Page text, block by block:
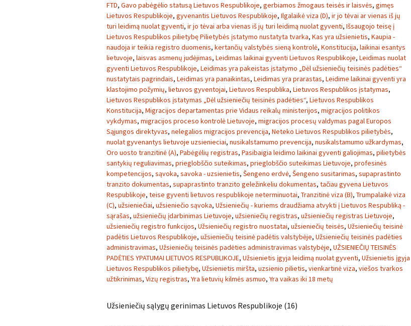
FTD, Gavo pabėgėlio statusą Lietuvos Respublikoje, gerbiamos žmogaus teisės ir laisvės, gimęs
Lietuvos Respublikoje, gyvenantis Lietuvos Respublikoje, Ilgalaikė viza (D), ir jo tėvai ar vienas iš jų
turi leidimą nuolat gyventi, ir jo tėvai arba vienas iš jų turi leidimą nuolat gyventi, Išsaugojo teisę į
Lietuvos Respublikos pilietybę Pilietybės įstatymo nustatyta tvarka, Kas yra užsienietis, Kaupia -
naudoja ir teikia registro duomenis, kertančių valstybės sieną kontrolė, Konstitucija, laikinai esantys
lietuvoje, laisvas asmenų judėjimas, Leidimas laikinai gyventi Lietuvos Respublikoje, Leidimas nuolat
gyventi Lietuvos Respublikoje, Leidimas yra pakeistas įstatymo „Dėl užsieniečių teisinės padėties“
nustatytais pagrindais, Leidimas yra panaikintas, Leidimas yra prarastas, Leidime laikinai gyventi yra
klastojimo požymių, lietuvos gyventojai, Lietuvos Respublika, Lietuvos Respublikos įstatymas,
Lietuvos Respublikos įstatymas „Dėl užsieniečių teisinės padėties“, Lietuvos Respublikos
Konstitucija, Migracijos departamentas prie Vidaus reikalų ministerijos, migracijos politikos
vykdymas, migracijos proceso kontrolė Lietuvoje, migracijos procesų valdymas pagal Europos
Sąjungos direktyvas, nelegalios migracijos prevencija, Neteko Lietuvos Respublikos pilietybės,
nuolat gyvenantys lietuvoje uzsienieciai, nusikalstamumo prevencija, nusikalstamumo užkardymas,
Oro uosto tranzitinė (A), Pabėgėlių registras, Pasibaigia leidimo laikinai gyventi galiojimas, pilietybės
santykių reguliavimas, prieglobščio suteikimas, prieglobščio suteikimas Lietuvoje, profesinės
kompetencijos, sąvoka, savoka - uzsienietis, Šengeno erdvė, Šengeno susitarimas, supaprastinto
tranzito dokumentas, supaprastinto tranzito geležinkeliu dokumentas, tačiau gyvena Lietuvos
Respublikoje, teise gyventi lietuvos respublikoje neterminuotai, Tranzitinė viza (B), Trumpalaikė viza
(C), užsieniečiai, užsieniečio sąvoka, Užsieniečių - kuriems draudžiama atvykti į Lietuvos Respubliką -
sąrašas, užsieniečių įdarbinimas Lietuvoje, užsieniečių registras, užsieniečių registras Lietuvoje,
užsieniečių registro funkcijos, Užsieniečių registro nuostatai, užsieniečių teisės, Užsieniečių teisinė
padėtis Lietuvos Respublikoje, užsieniečių teisinė padėtis valstybėje, Užsieniečių teisinės padėties
administravimas, Užsieniečių teisinės padėties administravimas valstybėje, UŽSIENIEČIŲ TEISINĖS
PADĖTIES YPATUMAI LIETUVOS RESPUBLIKOJE, Užsienietis įgyja leidimą nuolat gyventi, Užsienietis įgyja
Lietuvos Respublikos pilietybę, Užsienietis miršta, uzsienio pilietis, vienkartinė viza, viešos tvarkos
užtikrinimas, Vizų registras, Yra lietuvių kilmės asmuo, Yra vaikas iki 18 metų
Užsieniečių sąlygų gerinimas Lietuvos Respublikoje (16)